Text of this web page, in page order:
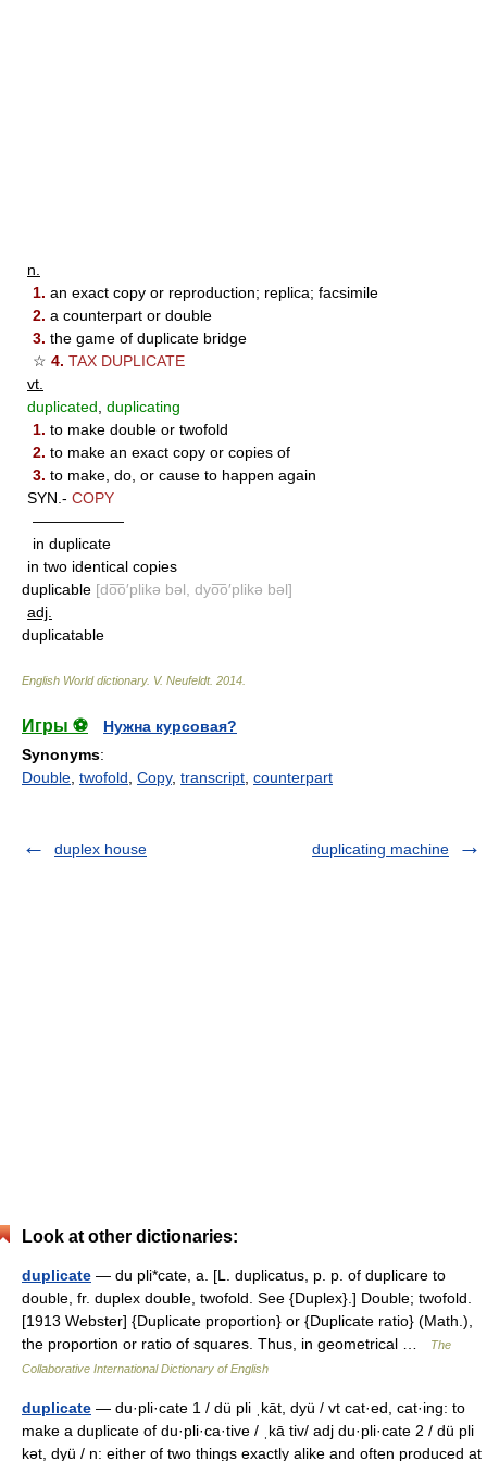
n.
1. an exact copy or reproduction; replica; facsimile
2. a counterpart or double
3. the game of duplicate bridge
☆ 4. TAX DUPLICATE
vt.
duplicated duplicating
1. to make double or twofold
2. to make an exact copy or copies of
3. to make, do, or cause to happen again
SYN.- COPY
——————
in duplicate
in two identical copies
duplicable [do͞o′plikə bəl, dyo͞o′plikə bəl]
adj.
duplicatable
English World dictionary. V. Neufeldt. 2014
Игры ⚽
Нужна курсовая?
Synonyms:
Double twofold Copy, transcript counterpart
duplex house duplicating machine
Look at other dictionaries:
duplicate — du pli*cate, a. [L. duplicatus, p. p. of duplicare to
double, fr. duplex double, twofold. See {Duplex}.] Double; twofold.
[1913 Webster] {Duplicate proportion} or {Duplicate ratio} (Math.),
the proportion or ratio of squares. Thus, in geometrical …
The
Collaborative International Dictionary of English
duplicate — du·pli·cate 1 / dü pli ˌkāt, dyü / vt cat·ed, cat·ing: to
make a duplicate of du·pli·ca·tive / ˌkā tiv/ adj du·pli·cate 2 / dü pli
kət, dyü / n: either of two things exactly alike and often produced at